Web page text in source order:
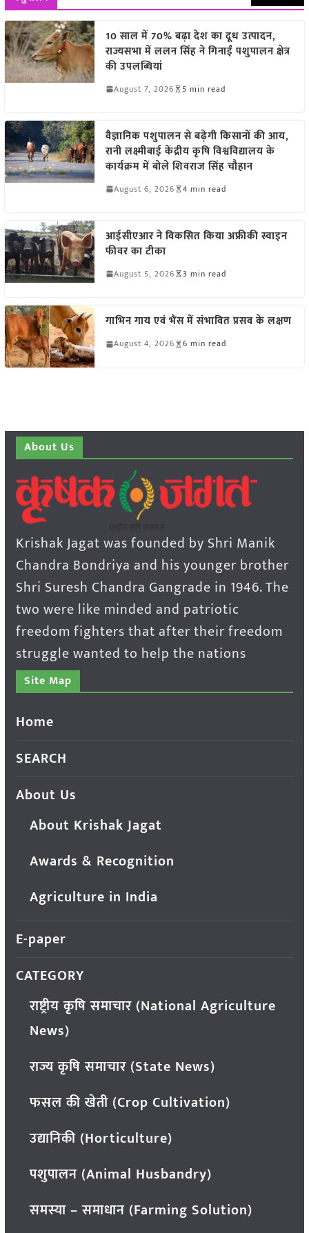
10 साल में 70% बढ़ा देश का दूध उत्पादन,
राज्यसभा में ललन सिंह ने गिनाईं पशुपालन क्षेत्र
की उपलब्धियां
August 7, 2026 5 min read
वैज्ञानिक पशुपालन से बढ़ेगी किसानों की आय,
रानी लक्ष्मीबाई केंद्रीय कृषि विश्वविद्यालय के
कार्यक्रम में बोले शिवराज सिंह चौहान
August 6, 2026 4 min read
आईसीएआर ने विकसित किया अफ्रीकी स्वाइन
फीवर का टीका
August 5, 2026 3 min read
गाभिन गाय एवं भैंस में संभावित प्रसव के लक्षण
August 4, 2026 6 min read
About Us
Krishak Jagat was founded by Shri Manik
Chandra Bondriya and his younger brother
Shri Suresh Chandra Gangrade in 1946. The
two were like minded and patriotic
freedom fighters that after their freedom
struggle wanted to help the nations
Site Map
Home
SEARCH
About Us
About Krishak Jagat
Awards & Recognition
Agriculture in India
E-paper
CATEGORY
राष्ट्रीय कृषि समाचार (National Agriculture
News)
राज्य कृषि समाचार (State News)
फसल की खेती (Crop Cultivation)
उद्यानिकी (Horticulture)
पशुपालन (Animal Husbandry)
समस्या – समाधान (Farming Solution)